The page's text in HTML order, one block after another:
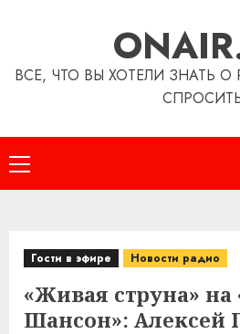
ВСЕ, ЧТО ВЫ ХОТЕЛИ ЗНАТЬ
Основное
меню
Гости в эфире Новости радио
«Живая струна» на
Шансон»: Алексей